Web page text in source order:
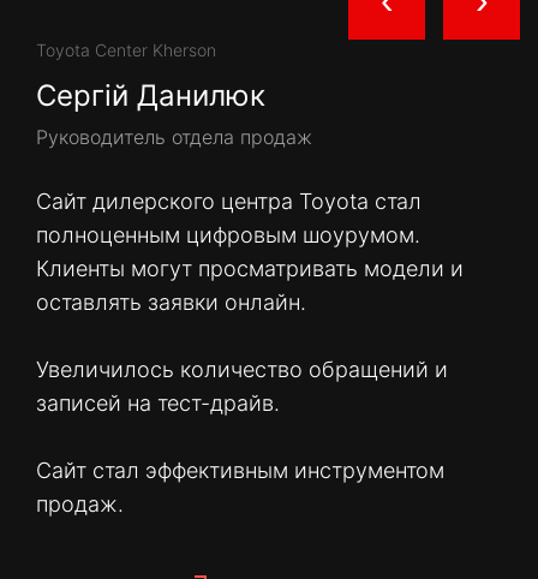
Toyota Center Kherson
Сергій Данилюк
Руководитель отдела продаж
Сайт дилерского центра Toyota стал
полноценным цифровым шоурумом.
Клиенты могут просматривать модели и
оставлять заявки онлайн.
Увеличилось количество обращений и
записей на тест-драйв.
Сайт стал эффективным инструментом
продаж.